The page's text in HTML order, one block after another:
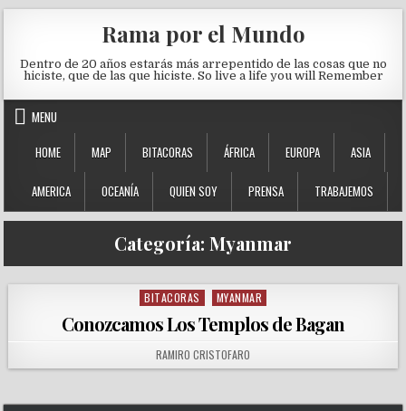
Rama por el Mundo
Dentro de 20 años estarás más arrepentido de las cosas que no
hiciste, que de las que hiciste. So live a life you will Remember
MENU
HOME
MAP BITACORAS ÁFRICA EUROPA ASIA
AMERICA OCEANÍA QUIEN SOY PRENSA TRABAJEMOS
Categoría: Myanmar
Posted in
BITACORAS MYANMAR
Conozcamos Los Templos de Bagan
AUTHOR:
RAMIRO CRISTOFARO